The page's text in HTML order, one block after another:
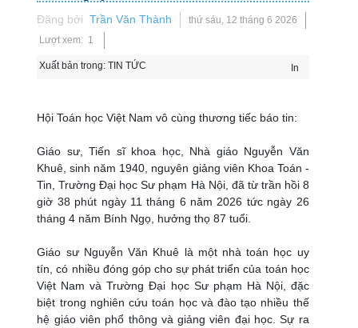
Đăng bởiTrần Văn Thành
thứ sáu, 12 tháng 6 2026
Lượt xem: 1
Xuất bản trong: TIN TỨC In
Hội Toán học Việt Nam vô cùng thương tiếc báo tin:
Giáo sư, Tiến sĩ khoa học, Nhà giáo Nguyễn Văn
Khuê, sinh năm 1940, nguyên giảng viên Khoa Toán -
Tin, Trường Đại học Sư phạm Hà Nội, đã từ trần hồi 8
giờ 38 phút ngày 11 tháng 6 năm 2026 tức ngày 26
tháng 4 năm Bính Ngọ, hưởng thọ 87 tuổi.
Giáo sư Nguyễn Văn Khuê là một nhà toán học uy
tín, có nhiều đóng góp cho sự phát triển của toán học
Việt Nam và Trường Đại học Sư phạm Hà Nội, đặc
biệt trong nghiên cứu toán học và đào tạo nhiều thế
hệ giáo viên phổ thông và giảng viên đại học. Sự ra